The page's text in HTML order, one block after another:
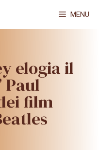
MENU
elogia il
Paul
film